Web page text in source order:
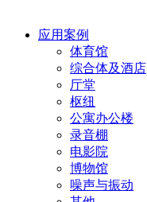
应用案例
体育馆
综合体及酒店
厅堂
枢纽
公寓办公楼
录音棚
电影院
博物馆
噪声与振动